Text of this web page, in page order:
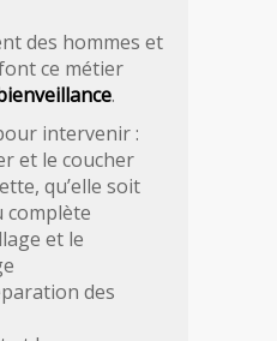
des hommes et
ce métier
.
intervenir :
et le coucher
qu’elle soit
complète
et le
des